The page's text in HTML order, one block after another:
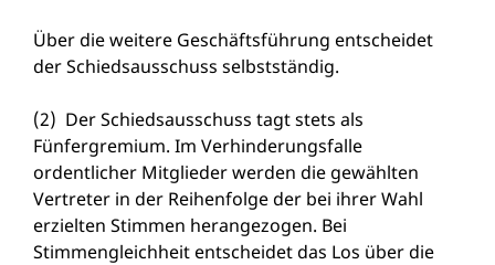
Über die weitere Geschäftsführung entscheidet
der Schiedsausschuss selbstständig.
(2) Der Schiedsausschuss tagt stets als
Fünfergremium. Im Verhinderungsfalle
ordentlicher Mitglieder werden die gewählten
Vertreter in der Reihenfolge der bei ihrer Wahl
erzielten Stimmen herangezogen. Bei
Stimmengleichheit entscheidet das Los über die